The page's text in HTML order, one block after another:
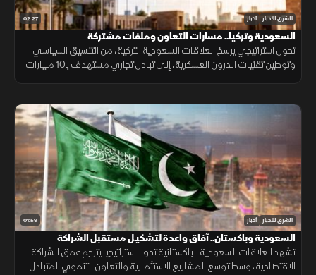
02:27 الشرق للأخبار أخبار
السعودية وتركيا.. مسارات التعاون وملفات مشتركة
تحول استراتيجي يرسخ العلاقات السعودية التركية، من التنسيق السياسي
وتوطين تقنيات الدرون العسكرية، إلى تبادل تجاري مستهدف بـ10 مليارات
01:59 الشرق للأخبار أخبار
السعودية وباكستان.. آفاق واعدة لتشكيـل مستقبل الشراكة
الاقتصادية
تشهد العلاقات السعودية الباكستانية تحولا استراتيجيا يترجم عمق الشراكة
الاقتصادية، وسط توسع المشاريع الاستثمارية والتعاون التنموي المتبادل